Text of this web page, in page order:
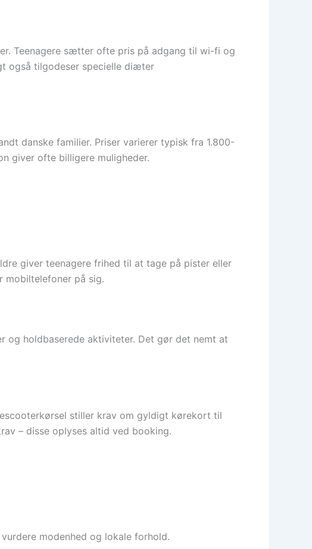
Teenagere sætter ofte pris på adgang til wi-fi og
også tilgodeser specielle diæter
danske familier. Priser varierer typisk fra 1.800-
giver ofte billigere muligheder.
giver teenagere frihed til at tage på pister eller
mobiltelefoner på sig.
og holdbaserede aktiviteter. Det gør det nemt at
stiller krav om gyldigt kørekort til
– disse oplyses altid ved booking.
modenhed og lokale forhold.